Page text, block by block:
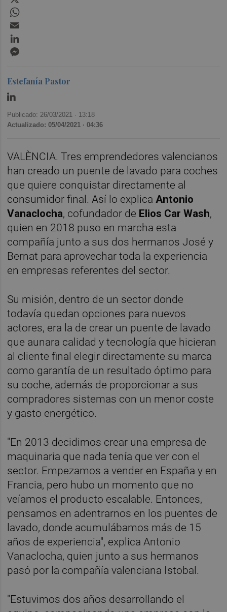
Estefanía Pastor
Publicado: 26/03/2021 · 13:18
Actualizado: 05/04/2021 · 04:36
VALÈNCIA. Tres emprendedores valencianos
han creado un puente de lavado para coches
que quiere conquistar directamente al
consumidor final. Así lo explica Antonio
Vanaclocha, cofundador de Elios Car Wash,
quien en 2018 puso en marcha esta
compañía junto a sus dos hermanos José y
Bernat para aprovechar toda la experiencia
en empresas referentes del sector.
Su misión, dentro de un sector donde
todavía quedan opciones para nuevos
actores, era la de crear un puente de lavado
que aunara calidad y tecnología que hicieran
al cliente final elegir directamente su marca
como garantía de un resultado óptimo para
su coche, además de proporcionar a sus
compradores sistemas con un menor coste
y gasto energético.
"En 2013 decidimos crear una empresa de
maquinaria que nada tenía que ver con el
sector. Empezamos a vender en España y en
Francia, pero hubo un momento que no
veíamos el producto escalable. Entonces,
pensamos en adentrarnos en los puentes de
lavado, donde acumulábamos más de 15
años de experiencia", explica Antonio
Vanaclocha, quien junto a sus hermanos
pasó por la compañía valenciana Istobal.
"Estuvimos dos años desarrollando el